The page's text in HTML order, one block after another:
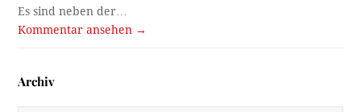
Es sind neben der…
Kommentar ansehen →
Archiv